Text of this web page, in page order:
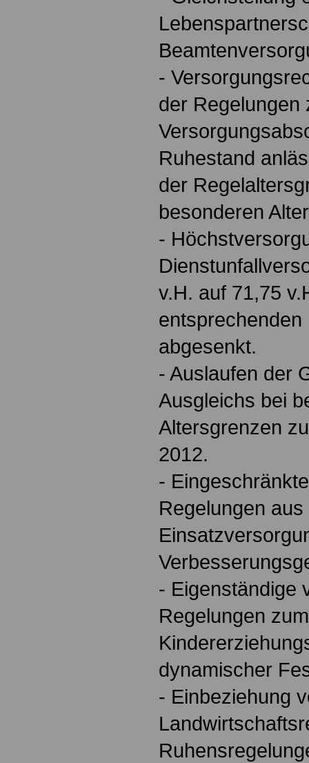
-
der Regelungen
Ruhestand
der
besonderen
-
v.H. auf 71,75
abgesenkt.
- Auslaufen der
Ausgleichs bei
Altersgrenzen
2012.
-
Regelungen aus
- Eigenständige
Regelungen zum
dynamischer
- Einbeziehung